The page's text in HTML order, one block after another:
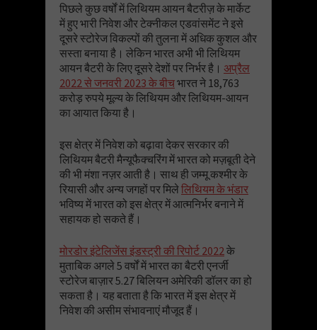
पिछले कुछ वर्षों में लिथियम आयन बैटरीज़ के मार्केट
में हुए भारी निवेश और टेक्नीकल एडवांसमेंट ने इसे
दूसरे स्टोरेज विकल्पों की तुलना में अधिक कुशल और
सस्ता बनाया है। लेकिन भारत अभी भी लिथियम
आयन बैटरी के लिए दूसरे देशों पर निर्भर है। अप्रैल
2022 से जनवरी 2023 के बीचभारत ने 18,763
करोड़ रुपये मूल्य के लिथियम और लिथियम-आयन
का आयात किया है।
इस क्षेत्र में निवेश को बढ़ावा देकर सरकार की
लिथियम बैटरी मैन्यूफैक्चरिंग में भारत को मज़बूती देने
की भी मंशा नज़र आती है। साथ ही जम्मू कश्मीर के
रियासी और अन्य जगहों पर मिलेलिथियम के भंडार
भविष्य में भारत को इस क्षेत्र में आत्मनिर्भर बनाने में
सहायक हो सकते हैं।
मोरडोर इंटेलिजेंस इंडस्ट्री की रिपोर्ट 2022 के
मुताबिक अगले 5 वर्षों में भारत का बैटरी एनर्जी
स्टोरेज बाज़ार 5.27 बिलियन अमेरिकी डॉलर का हो
सकता है। यह बताता है कि भारत में इस क्षेत्र में
निवेश की असीम संभावनाएं मौजूद हैं।